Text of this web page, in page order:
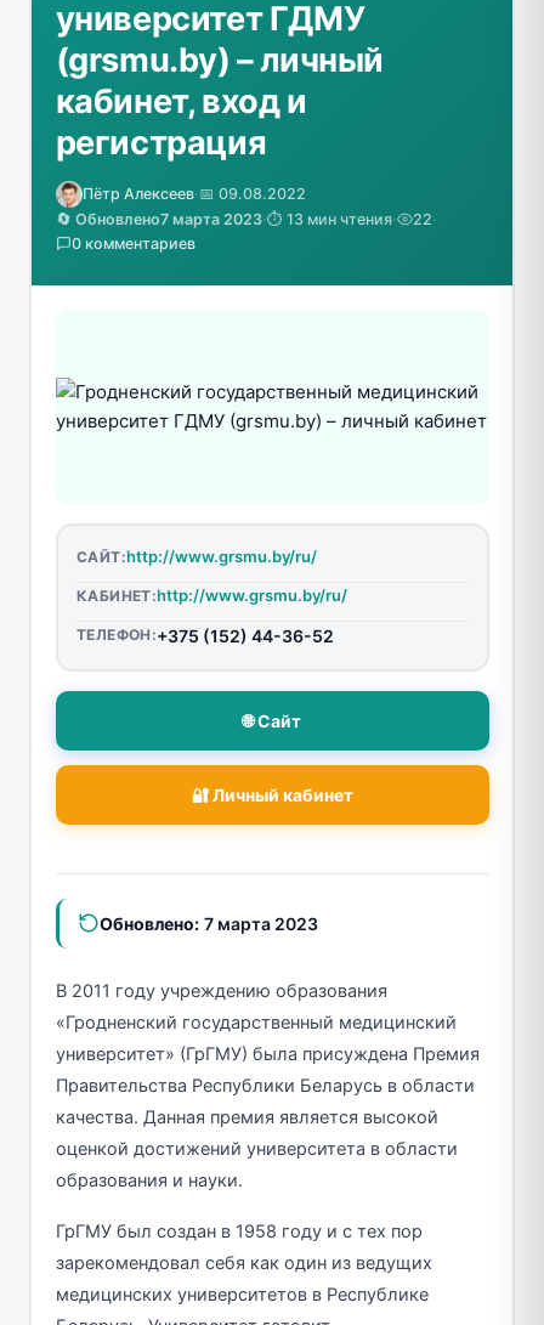
университет ГДМУ
(grsmu.by) – личный
кабинет, вход и
регистрация
Пётр Алексеев·📅 09.08.2022
🔄 Обновлено7 марта 2023·⏱️ 13 мин чтения· 22·
0 комментариев
САЙТ:http://www.grsmu.by/ru/
КАБИНЕТ:http://www.grsmu.by/ru/
ТЕЛЕФОН:+375 (152) 44-36-52
🌐 Сайт
🔐 Личный кабинет
Обновлено: 7 марта 2023
В 2011 году учреждению образования
«Гродненский государственный медицинский
университет» (ГрГМУ) была присуждена Премия
Правительства Республики Беларусь в области
качества. Данная премия является высокой
оценкой достижений университета в области
образования и науки.
ГрГМУ был создан в 1958 году и с тех пор
зарекомендовал себя как один из ведущих
медицинских университетов в Республике